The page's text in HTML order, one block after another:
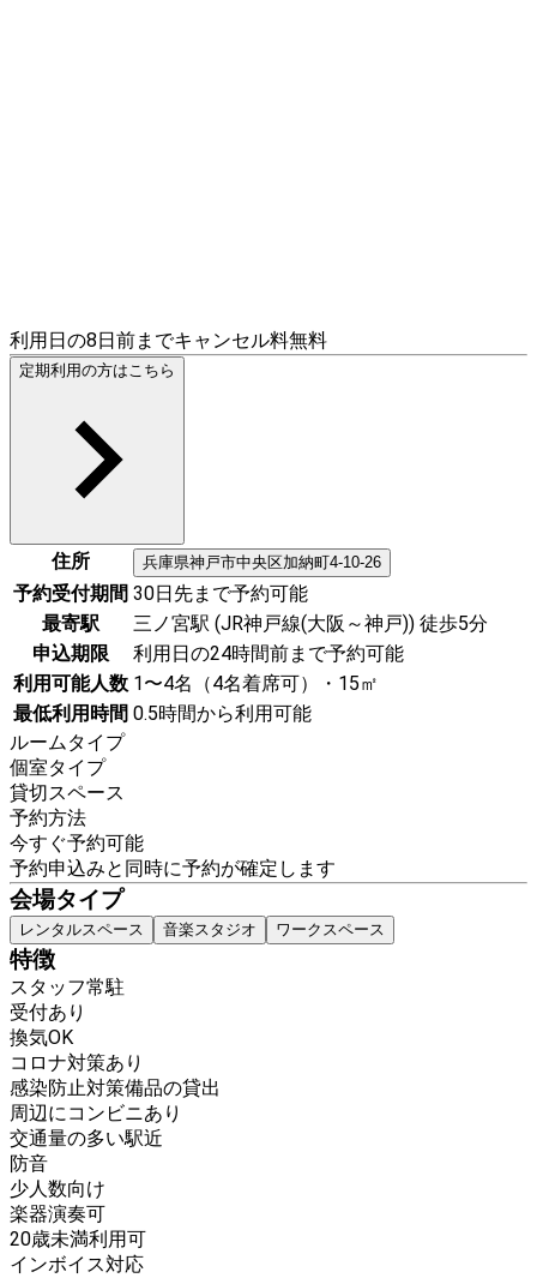
利用日の8日前までキャンセル料無料
定期利用の方はこちら
住所 兵庫県神戸市中央区加納町4-10-26
予約受付期間 30日先まで予約可能
最寄駅
三ノ宮駅 (JR神戸線(大阪～神戸)) 徒歩5分
申込期限
利用日の24時間前まで予約可能
利用可能人数 1〜4名（4名着席可）・15㎡
最低利用時間 0.5時間から利用可能
ルームタイプ
個室タイプ
貸切スペース
予約方法
今すぐ予約可能
予約申込みと同時に予約が確定します
会場タイプ
レンタルスペース 音楽スタジオ ワークスペース
特徴
スタッフ常駐
受付あり
換気OK
コロナ対策あり
感染防止対策備品の貸出
周辺にコンビニあり
交通量の多い駅近
防音
少人数向け
楽器演奏可
20歳未満利用可
インボイス対応